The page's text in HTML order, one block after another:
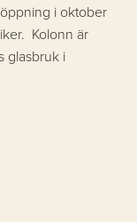
i oktober
Kolonn är
glasbruk i